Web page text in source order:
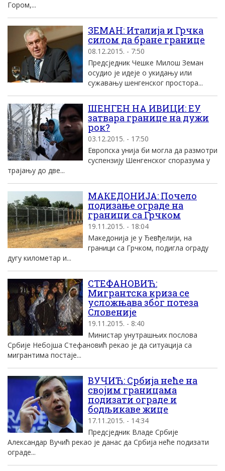
Гором,...
ЗЕМАН: Италија и Грчка
силом да бране границе
08.12.2015. - 7:50
Предсједник Чешке Милош Земан
осудио је идеје о укидању или
сужавању шенгенског простора...
ШЕНГЕН НА ИВИЦИ: ЕУ
затвара границе на дужи
рок?
03.12.2015. - 17:50
Европска унија би могла да размотри
суспензију Шенгенског споразума у
трајању до две...
МАКЕДОНИЈА: Почело
подизање ограде на
граници са Грчком
19.11.2015. - 18:04
Македонија је у Ђевђелији, на
граници са Грчком, подигла ограду
дугу километар и...
СТЕФАНОВИЋ:
Мигрантска криза се
усложњава због потеза
Словеније
19.11.2015. - 8:40
Министар унутрашњих послова
Србије Небојша Стефановић рекао је да ситуација са
мигрантима постаје...
ВУЧИЋ: Србија неће на
својим границама
подизати ограде и
бодљикаве жице
17.11.2015. - 14:34
Предсједник Владе Србије
Александар Вучић рекао је данас да Србија неће подизати
ограде...